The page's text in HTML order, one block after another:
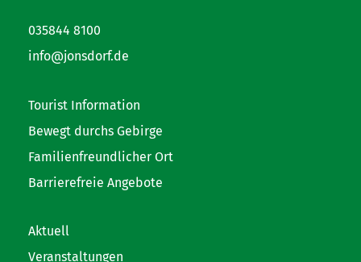
035844 8100
info@jonsdorf.de
Tourist Information
Bewegt durchs Gebirge
Familienfreundlicher Ort
Barrierefreie Angebote
Aktuell
Veranstaltungen